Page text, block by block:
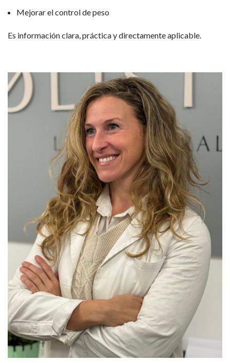
Mejorar el control de peso
Es información clara, práctica y directamente aplicable.